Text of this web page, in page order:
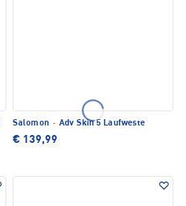
Salomon · Adv Skin 5 Laufweste
€ 139,99